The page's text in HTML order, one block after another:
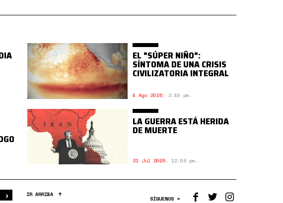
EL "SÚPER NIÑO":
SÍNTOMA DE UNA CRISIS
CIVILIZATORIA INTEGRAL
4 Ago 2026, 2:40 pm.
LA GUERRA ESTÁ HERIDA
DE MUERTE
31 Jul 2026, 12:08 pm.
› BuscarIR ARRIBA
SÍGUENOS >